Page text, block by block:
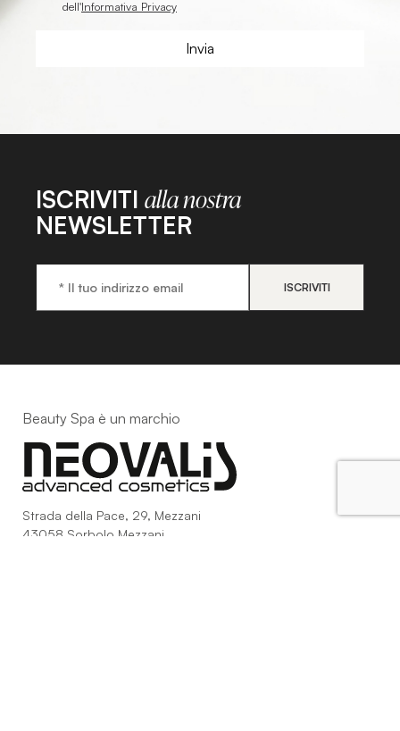
dell'Informativa Privacy
ISCRIVITI alla nostra
NEWSLETTER
Beauty Spa è un marchio
Strada della Pace, 29, Mezzani
43058 Sorbolo Mezzani